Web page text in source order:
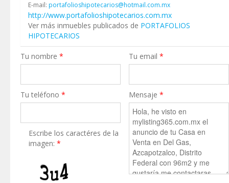
E-mail: portafolioshipotecarios@hotmail.com.mx
http://www.portafolioshipotecarios.com.mx
Ver más inmuebles publicados de PORTAFOLIOS
HIPOTECARIOS
Tu nombre * Tu email*
Tu teléfono * Mensaje*
Escribe los caractéres de la
imagen:*